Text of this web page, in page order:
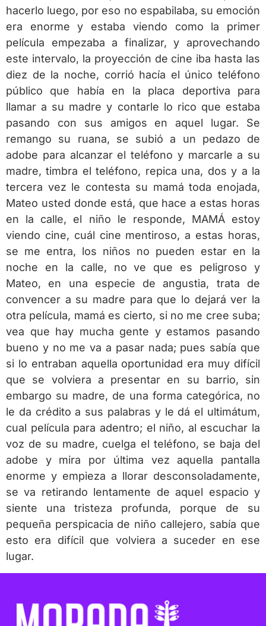
hacerlo luego, por eso no espabilaba, su emoción
era enorme y estaba viendo como la primer
película empezaba a finalizar, y aprovechando
este intervalo, la proyección de cine iba hasta las
diez de la noche, corrió hacía el único teléfono
público que había en la placa deportiva para
llamar a su madre y contarle lo rico que estaba
pasando con sus amigos en aquel lugar. Se
remango su ruana, se subió a un pedazo de
adobe para alcanzar el teléfono y marcarle a su
madre, timbra el teléfono, repica una, dos y a la
tercera vez le contesta su mamá toda enojada,
Mateo usted donde está, que hace a estas horas
en la calle, el niño le responde, MAMÁ estoy
viendo cine, cuál cine mentiroso, a estas horas,
se me entra, los niños no pueden estar en la
noche en la calle, no ve que es peligroso y
Mateo, en una especie de angustia, trata de
convencer a su madre para que lo dejará ver la
otra película, mamá es cierto, si no me cree suba;
vea que hay mucha gente y estamos pasando
bueno y no me va a pasar nada; pues sabía que
si lo entraban aquella oportunidad era muy difícil
que se volviera a presentar en su barrio, sin
embargo su madre, de una forma categórica, no
le da crédito a sus palabras y le dá el ultimátum,
cual película para adentro; el niño, al escuchar la
voz de su madre, cuelga el teléfono, se baja del
adobe y mira por última vez aquella pantalla
enorme y empieza a llorar desconsoladamente,
se va retirando lentamente de aquel espacio y
siente una tristeza profunda, porque de su
pequeña perspicacia de niño callejero, sabía que
esto era difícil que volviera a suceder en ese
lugar.